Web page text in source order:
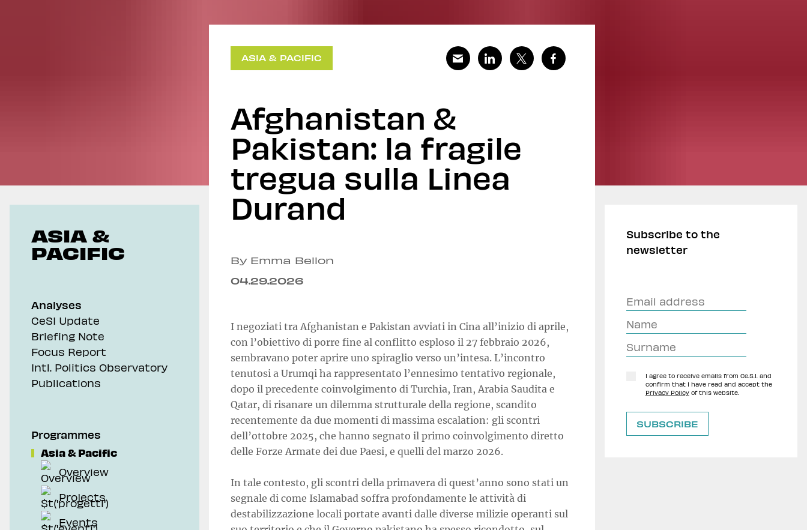
ASIA &
PACIFIC
Analyses
CeSI Update
Briefing Note
Focus Report
Intl. Politics Observatory
Publications
Programmes
Asia & Pacific
Overview
Projects
Events
ASIA & PACIFIC
Afghanistan &
Pakistan: la fragile
tregua sulla Linea
Durand
By Emma Bellon
04.29.2026
I negoziati tra Afghanistan e Pakistan avviati in Cina all’inizio di aprile,
con l’obiettivo di porre fine al conflitto esploso il 27 febbraio 2026,
sembravano poter aprire uno spiraglio verso un’intesa. L’incontro
tenutosi a Urumqi ha rappresentato l’ennesimo tentativo regionale,
dopo il precedente coinvolgimento di Turchia, Iran, Arabia Saudita e
Qatar, di risanare un dilemma strutturale della regione, scandito
recentemente da due momenti di massima escalation: gli scontri
dell’ottobre 2025, che hanno segnato il primo coinvolgimento diretto
delle Forze Armate dei due Paesi, e quelli del marzo 2026.
In tale contesto, gli scontri della primavera di quest’anno sono stati un
segnale di come Islamabad soffra profondamente le attività di
destabilizzazione locali portate avanti dalle diverse milizie operanti sul
Subscribe to the
newsletter
I agree to receive emails from Ce.S.I. and
confirm that I have read and accept the
Privacy Policyof this website.